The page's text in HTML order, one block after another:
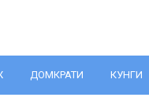
ДОМКРАТИ КУНГИ